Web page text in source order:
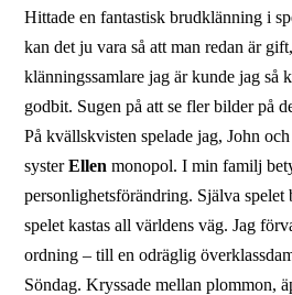
Hittade en fantastisk brudklänning i
kan det ju vara så att man redan är
klänningssamlare jag är kunde jag så
godbit. Sugen på att se fler bilder på
På kvällskvisten spelade jag, John
systerEllen monopol. I min familj
personlighetsförändring. Själva spelet
spelet kastas all världens väg. Jag
ordning – till en odräglig
Söndag. Kryssade mellan plommon,